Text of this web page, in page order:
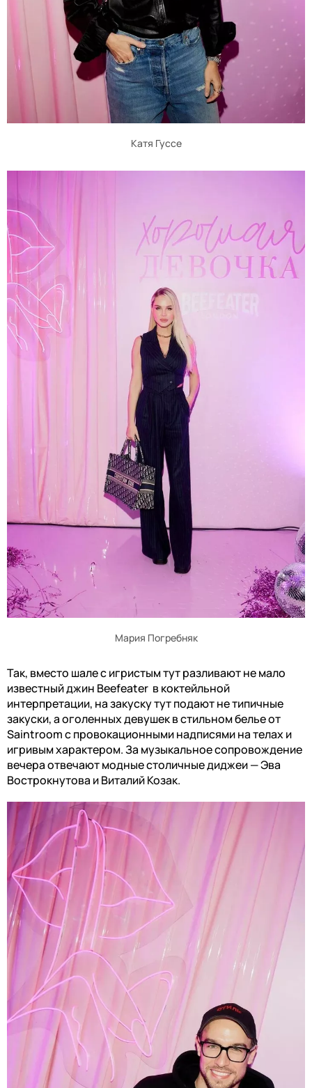
Катя Гуссе
Мария Погребняк
Так, вместо шале с игристым тут разливают не мало
известный джин Beefeater в коктейльной
интерпретации, на закуску тут подают не типичные
закуски, а оголенных девушек в стильном белье от
Saintroom с провокационными надписями на телах и
игривым характером. За музыкальное сопровождение
вечера отвечают модные столичные диджеи — Эва
Вострокнутова и Виталий Козак.